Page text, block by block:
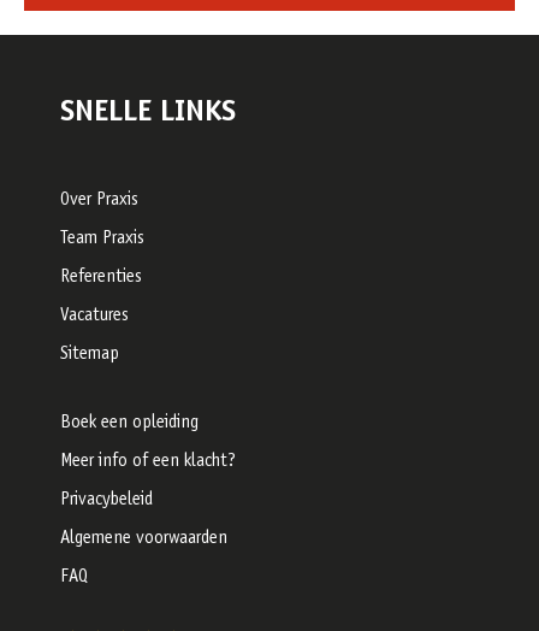
SNELLE LINKS
Over Praxis
Team Praxis
Referenties
Vacatures
Sitemap
Boek een opleiding
Meer info of een klacht?
Privacybeleid
Algemene voorwaarden
FAQ